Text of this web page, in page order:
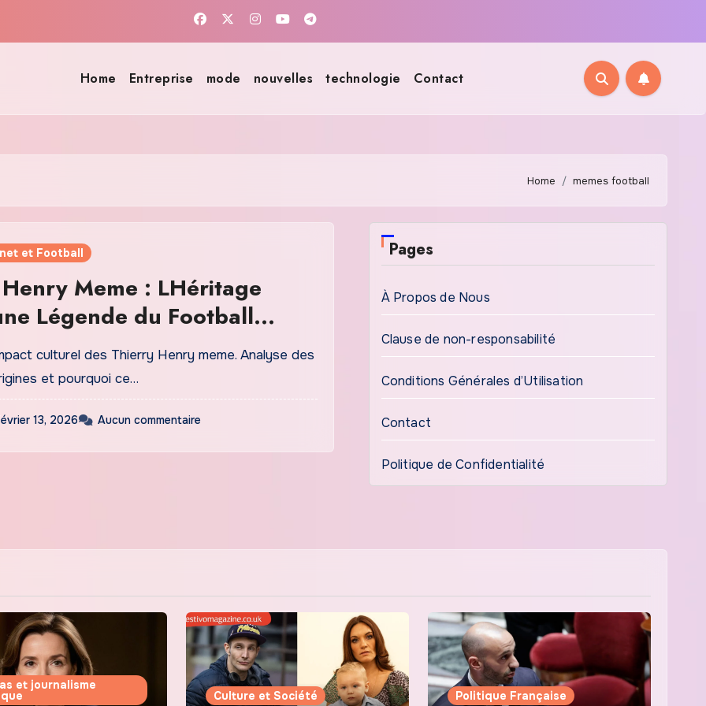
Home Entreprise mode nouvelles technologie Contact
Home memes football
et Football
Meme : LHéritage
Légende du Football
culturel des Thierry Henry meme. Analyse des
et pourquoi ce…
13, 2026 Aucun commentaire
Pages
À Propos de Nous
Clause de non-responsabilité
Conditions Générales d’Utilisation
Contact
Politique de Confidentialité
et journalisme
Culture et Société Politique Française